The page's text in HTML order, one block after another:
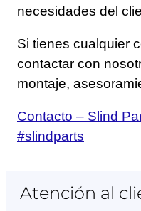
necesidades del
Si tienes cualquier
contactar con
montaje,
Contacto – Slind
#slindparts
Atención al